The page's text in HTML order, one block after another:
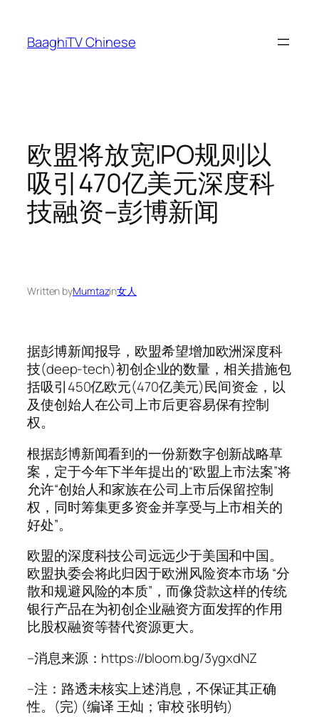
content
BaaghiTV Chinese
欧盟将放宽IPO规则以
吸引470亿美元深度科
技融资–彭博新闻
Written byMumtazin女人
据彭博新闻报导，欧盟希望增加欧洲深度科
技(deep-tech)初创企业的数量，相关措施包
括吸引450亿欧元(470亿美元)民间资金，以
及使创始人在公司上市后更容易保有控制
权。
根据彭博新闻看到的一份新数字创新战略草
案，定于今年下半年提出的“欧盟上市法案”将
允许“创始人和家族在公司上市后保留控制
权，同时筹集更多资金并享受与上市相关的
好处”。
欧盟的深度科技公司远远少于美国和中国。
欧盟执委会将此归因于欧洲风险资本市场 “分
散和规避风险的本质”，而像贷款这样的传统
银行产品在为初创企业融资方面发挥的作用
比股权融资等替代资源更大。
–消息来源：https://bloom.bg/3ygxdNZ
–注：路透未核实上述消息，不保证其正确
性。(完) (编译 王灿；审校 张明钧)